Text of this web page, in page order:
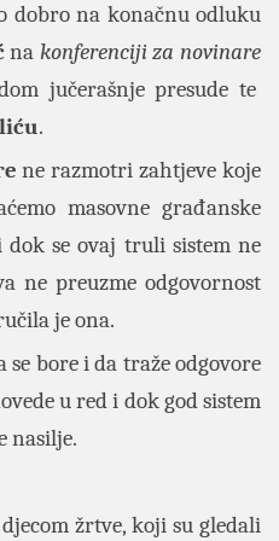
dobro na konačnu odluku
na konferenciji za novinare
jučerašnje presude te
.
ne razmotri zahtjeve koje
masovne građanske
dok se ovaj truli sistem ne
ne preuzme odgovornost
je ona.
se bore i da traže odgovore
u red i dok god sistem
nasilje.
žrtve, koji su gledali